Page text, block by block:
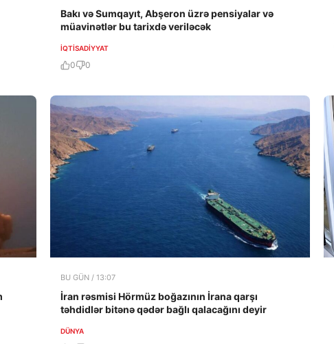
Bakı və Sumqayıt, Abşeron üzrə pensiyalar və
müavinətlər bu tarixdə veriləcək
İQTISADIYYAT
0 0
BU GÜN / 13:07
İran rəsmisi Hörmüz boğazının İrana qarşı
təhdidlər bitənə qədər bağlı qalacağını deyir
DÜNYA